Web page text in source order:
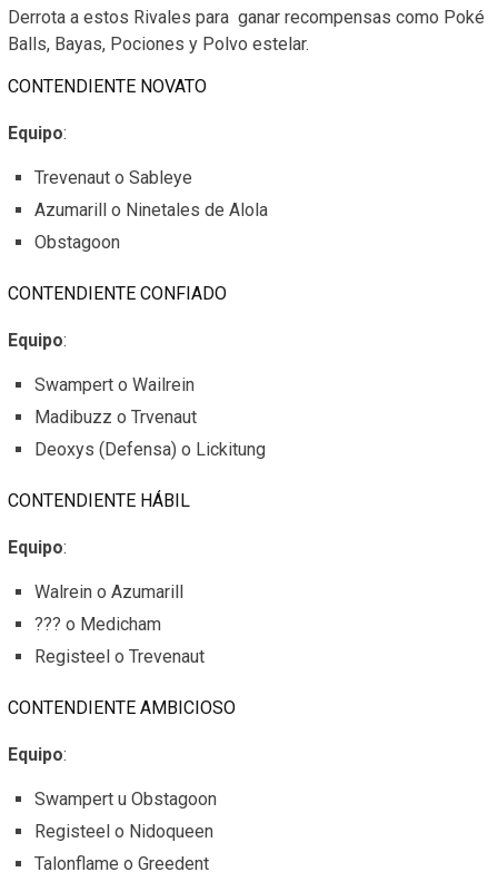
Derrota a estos Rivales para ganar recompensas como Poké
Balls, Bayas, Pociones y Polvo estelar.
CONTENDIENTE NOVATO
Equipo:
Trevenaut o Sableye
Azumarill o Ninetales de Alola
Obstagoon
CONTENDIENTE CONFIADO
Equipo:
Swampert o Wailrein
Madibuzz o Trvenaut
Deoxys (Defensa) o Lickitung
CONTENDIENTE HÁBIL
Equipo:
Walrein o Azumarill
??? o Medicham
Registeel o Trevenaut
CONTENDIENTE AMBICIOSO
Equipo:
Swampert u Obstagoon
Registeel o Nidoqueen
Talonflame o Greedent